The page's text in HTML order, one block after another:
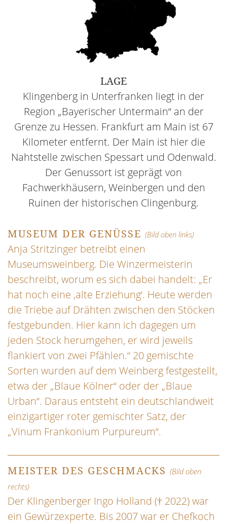
LAGE
Klingenberg in Unterfranken liegt in der
Region „Bayerischer Untermain“ an der
Grenze zu Hessen. Frankfurt am Main ist 67
Kilometer entfernt. Der Main ist hier die
Nahtstelle zwischen Spessart und Odenwald.
Der Genussort ist geprägt von
Fachwerkhäusern, Weinbergen und den
Ruinen der historischen Clingenburg.
MUSEUM DER GENÜSSE (Bild oben links)
Anja Stritzinger betreibt einen
Museumsweinberg. Die Winzermeisterin
beschreibt, worum es sich dabei handelt: „Er
hat noch eine ‚alte Erziehung‘. Heute werden
die Triebe auf Drähten zwischen den Stöcken
festgebunden. Hier kann ich dagegen um
jeden Stock herumgehen, er wird jeweils
flankiert von zwei Pfählen.“ 20 gemischte
Sorten wurden auf dem Weinberg festgestellt,
etwa der „Blaue Kölner“ oder der „Blaue
Urban“. Daraus entsteht ein deutschlandweit
einzigartiger roter gemischter Satz, der
„Vinum Frankonium Purpureum“.
MEISTER DES GESCHMACKS (Bild oben
rechts)
Der Klingenberger Ingo Holland († 2022) war
ein Gewürzexperte. Bis 2007 war er Chefkoch